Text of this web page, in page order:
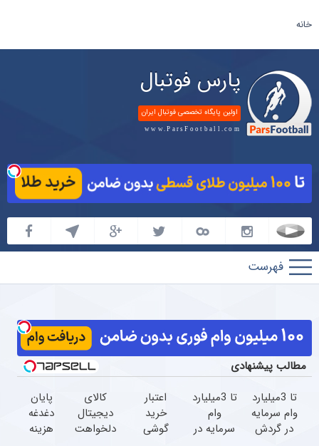
خانه
پارس فوتبال
اولین پایگاه تخصصی فوتبال ایران
www.ParsFootball.com
پارس
فوتبال
مطالب پیشنهادی
تا 3میلیارد
وام سرمایه
در گردش
تا 3میلیارد
وام
سرمایه در
اعتبار
خرید
گوشی
کالای
دیجیتال
دلخواهت
پایان
دغدغه
هزینه